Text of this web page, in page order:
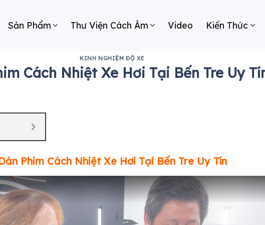
Sản Phẩm Thư Viện Cách Âm Video Kiến Thức
KINH NGHIỆM ĐỘ XE
Cách Nhiệt Xe Hơi Tại Bến Tre Uy
Phim Cách Nhiệt Xe Hơi Tại Bến Tre Uy Tín